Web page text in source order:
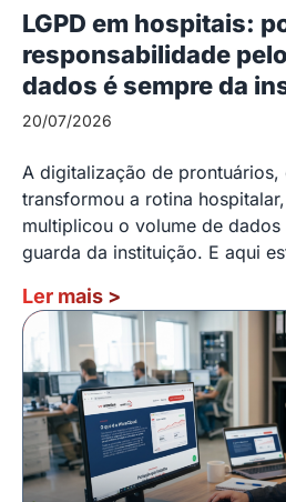
LGPD em hospitais:
responsabilidade
dados é sempre da
20/07/2026
A digitalização de prontuários,
transformou a rotina
multiplicou o volume de dados
guarda da instituição. E aqui
Ler mais >